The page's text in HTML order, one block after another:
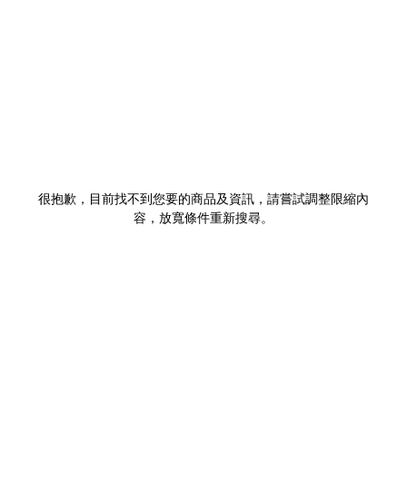
很抱歉，目前找不到您要的商品及資訊，請嘗試調整限縮內
容，放寬條件重新搜尋。